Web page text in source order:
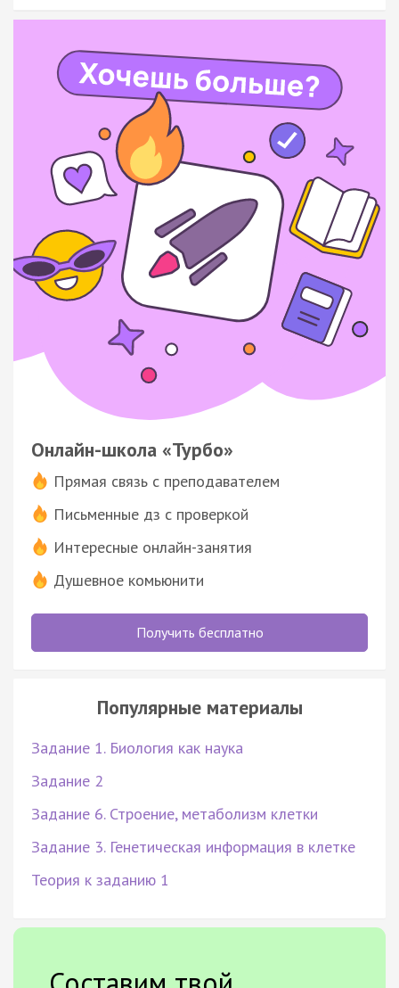
Онлайн-школа «Турбо»
Прямая связь с преподавателем
Письменные дз с проверкой
Интересные онлайн-занятия
Душевное комьюнити
Получить бесплатно
Популярные материалы
Задание 1. Биология как наука
Задание 2
Задание 6. Строение, метаболизм клетки
Задание 3. Генетическая информация в клетке
Теория к заданию 1